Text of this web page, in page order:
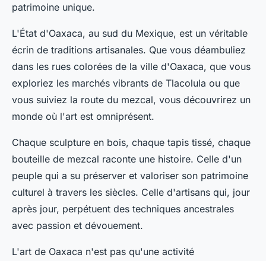
patrimoine unique.
L'État d'Oaxaca, au sud du Mexique, est un véritable
écrin de traditions artisanales. Que vous déambuliez
dans les rues colorées de la ville d'Oaxaca, que vous
exploriez les marchés vibrants de Tlacolula ou que
vous suiviez la route du mezcal, vous découvrirez un
monde où l'art est omniprésent.
Chaque sculpture en bois, chaque tapis tissé, chaque
bouteille de mezcal raconte une histoire. Celle d'un
peuple qui a su préserver et valoriser son patrimoine
culturel à travers les siècles. Celle d'artisans qui, jour
après jour, perpétuent des techniques ancestrales
avec passion et dévouement.
L'art de Oaxaca n'est pas qu'une activité